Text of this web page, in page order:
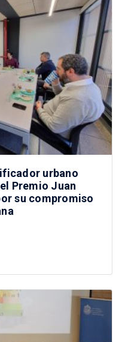
urbano
Premio Juan
su compromiso